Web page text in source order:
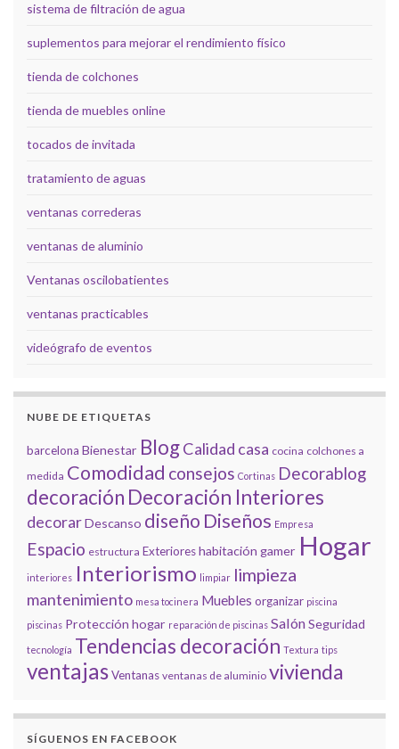
sistema de filtración de agua
suplementos para mejorar el rendimiento físico
tienda de colchones
tienda de muebles online
tocados de invitada
tratamiento de aguas
ventanas correderas
ventanas de aluminio
Ventanas oscilobatientes
ventanas practicables
videógrafo de eventos
NUBE DE ETIQUETAS
barcelona Bienestar BlogCalidad casa cocina colchones a
medida Comodidad consejos Cortinas Decorablog
decoración Decoración Interiores
decorarDescanso diseño Diseños Empresa
Espacio estructura Exterioreshabitación gamer Hogar
interiores Interiorismo limpiar limpieza
mantenimiento mesa tocinera Muebles organizar piscina
piscinas Protección hogar reparación de piscinas SalónSeguridad
tecnología Tendencias decoración Textura tips
ventajasVentanas ventanas de aluminio vivienda
SÍGUENOS EN FACEBOOK